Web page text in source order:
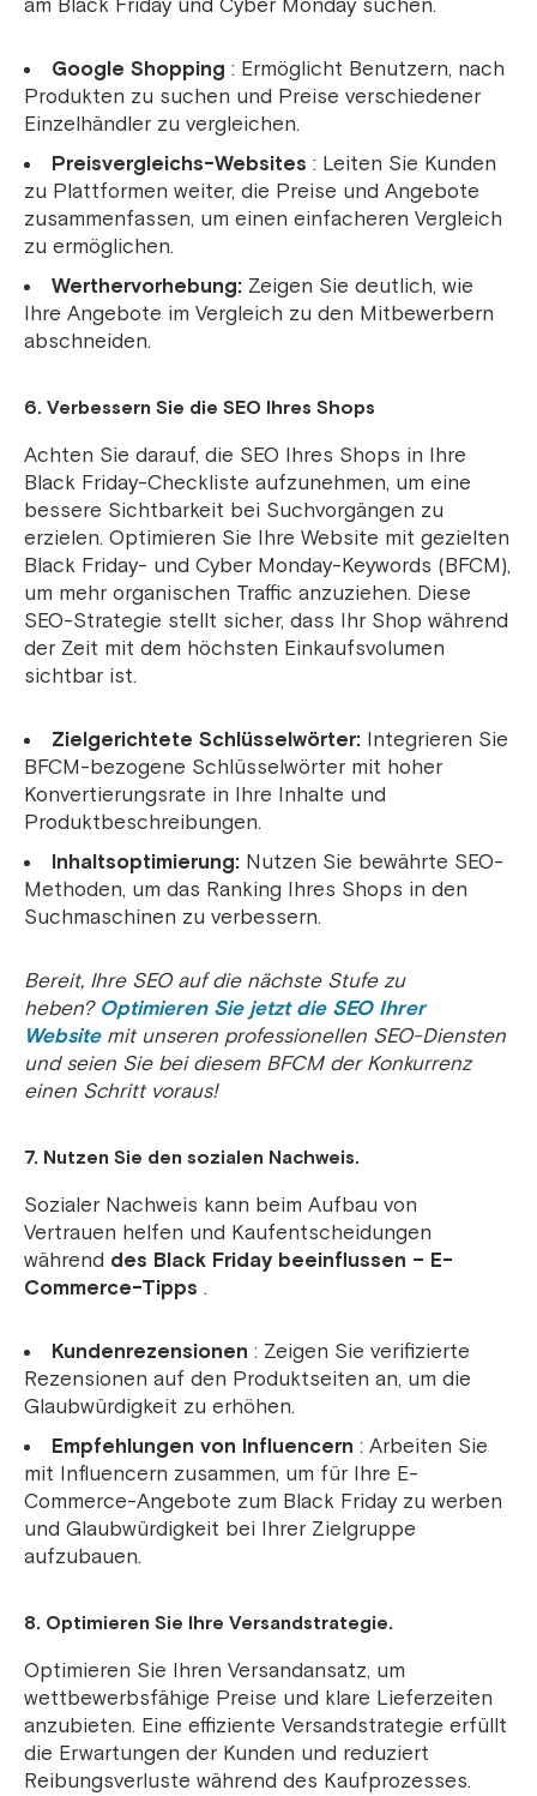
am Black Friday und Cyber ​​Monday suchen.
Google Shopping : Ermöglicht Benutzern, nach
Produkten zu suchen und Preise verschiedener
Einzelhändler zu vergleichen.
Preisvergleichs-Websites : Leiten Sie Kunden
zu Plattformen weiter, die Preise und Angebote
zusammenfassen, um einen einfacheren Vergleich
zu ermöglichen.
Werthervorhebung: Zeigen Sie deutlich, wie
Ihre Angebote im Vergleich zu den Mitbewerbern
abschneiden.
6. Verbessern Sie die SEO Ihres Shops
Achten Sie darauf, die SEO Ihres Shops in Ihre
Black Friday-Checkliste aufzunehmen, um eine
bessere Sichtbarkeit bei Suchvorgängen zu
erzielen. Optimieren Sie Ihre Website mit gezielten
Black Friday- und Cyber ​​Monday-Keywords (BFCM),
um mehr organischen Traffic anzuziehen. Diese
SEO-Strategie stellt sicher, dass Ihr Shop während
der Zeit mit dem höchsten Einkaufsvolumen
sichtbar ist.
Zielgerichtete Schlüsselwörter: Integrieren Sie
BFCM-bezogene Schlüsselwörter mit hoher
Konvertierungsrate in Ihre Inhalte und
Produktbeschreibungen.
Inhaltsoptimierung: Nutzen Sie bewährte SEO-
Methoden, um das Ranking Ihres Shops in den
Suchmaschinen zu verbessern.
Bereit, Ihre SEO auf die nächste Stufe zu
heben? Optimieren Sie jetzt die SEO Ihrer
Websitemit unseren professionellen SEO-Diensten
und seien Sie bei diesem BFCM der Konkurrenz
einen Schritt voraus!
7. Nutzen Sie den sozialen Nachweis.
Sozialer Nachweis kann beim Aufbau von
Vertrauen helfen und Kaufentscheidungen
während des Black Friday beeinflussen – E-
Commerce-Tipps .
Kundenrezensionen : Zeigen Sie verifizierte
Rezensionen auf den Produktseiten an, um die
Glaubwürdigkeit zu erhöhen.
Empfehlungen von Influencern : Arbeiten Sie
mit Influencern zusammen, um für Ihre E-
Commerce-Angebote zum Black Friday zu werben
und Glaubwürdigkeit bei Ihrer Zielgruppe
aufzubauen.
8. Optimieren Sie Ihre Versandstrategie.
Optimieren Sie Ihren Versandansatz, um
wettbewerbsfähige Preise und klare Lieferzeiten
anzubieten. Eine effiziente Versandstrategie erfüllt
die Erwartungen der Kunden und reduziert
Reibungsverluste während des Kaufprozesses.